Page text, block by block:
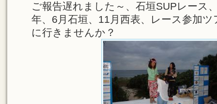
ご報告遅れました～、石垣SUPレース
年、6月石垣、11月西表、レース参加
に行きませんか？